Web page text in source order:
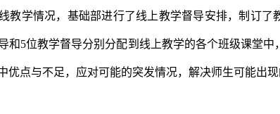
教学情况，基础部进行了线上教学督导安排，制订了
和5位教学督导分别分配到线上教学的各个班级课堂
优点与不足，应对可能的突发情况，解决师生可能出现